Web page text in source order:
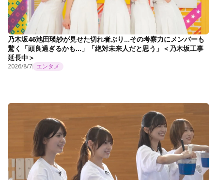
乃木坂46池田瑛紗が見せた切れ者ぶり…その考察力にメンバーも
驚く「頭良過ぎるかも…」「絶対未来人だと思う」＜乃木坂工事
延長中＞
2026/8/7 エンタメ